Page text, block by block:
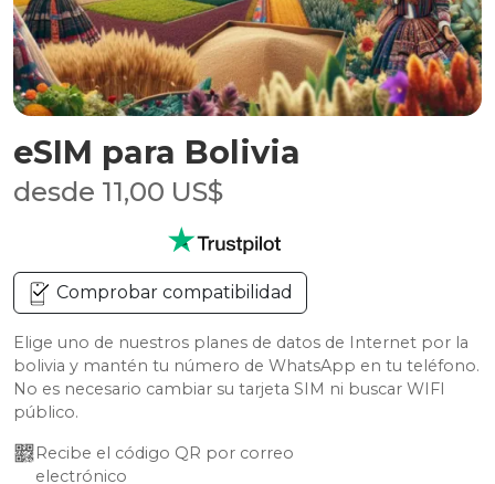
eSIM para Bolivia
desde 11,00 US$
Comprobar compatibilidad
Elige uno de nuestros planes de datos de Internet por la
bolivia y mantén tu número de WhatsApp en tu teléfono.
No es necesario cambiar su tarjeta SIM ni buscar WIFI
público.
Recibe el código QR por correo
electrónico